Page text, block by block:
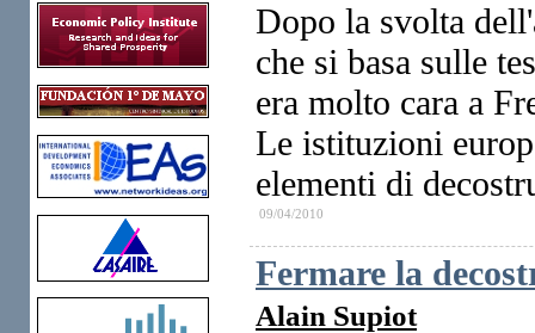
Dopo la svolta
che si basa sulle
era molto cara a
Le istituzioni
elementi di
09/04/2010
Fermare la
Alain Supiot